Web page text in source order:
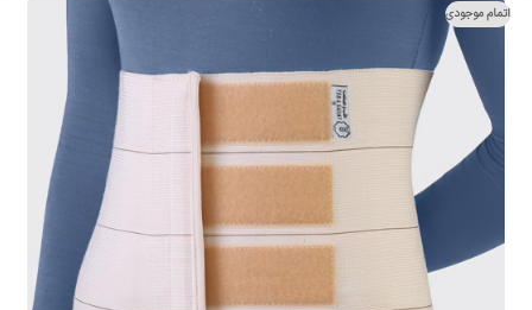
اتمام موجودی